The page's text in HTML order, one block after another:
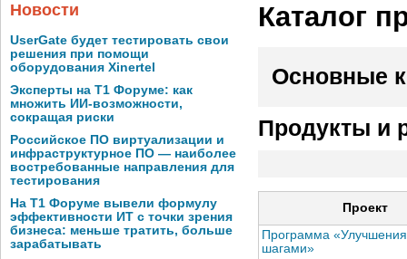
Новости
UserGate будет тестировать свои
решения при помощи
оборудования Xinertel
Эксперты на Т1 Форуме: как
множить ИИ-возможности,
сокращая риски
Российское ПО виртуализации и
инфраструктурное ПО — наиболее
востребованные направления для
тестирования
На Т1 Форуме вывели формулу
эффективности ИТ с точки зрения
бизнеса: меньше тратить, больше
зарабатывать
Каталог
Основные
Продукты и
Проект
Программа
шагами»